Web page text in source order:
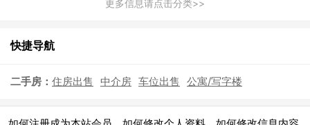
更多信息请点击分类>>
快捷导航
二手房： 住房出售 中介房 车位出售 公寓/写字楼